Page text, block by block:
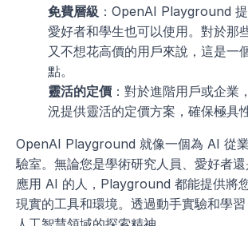
免費層級 ：OpenAI Playground
愛好者和學生也可以使用。對於那
又不想花高價的用戶來說，這是一
點。
靈活的定價 ：對於進階用戶或企業
況提供靈活的定價方案，確保極具
OpenAI Playground 就像一個為 AI 從
驗室。無論您是學術研究人員、愛好者
應用 AI 的人，Playground 都能提供將
現實的工具和環境。透過動手實驗和學